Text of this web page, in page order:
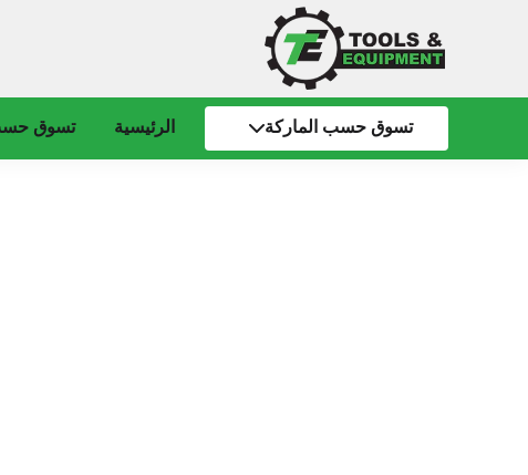
تسوق حسب الماركة تسوق الرئيسية